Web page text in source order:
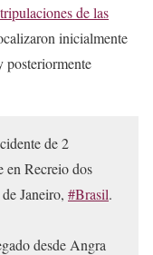
tripulaciones de las
inicialmente
posteriormente
de 2
en Recreio dos
Janeiro, #Brasil.
desde Angra